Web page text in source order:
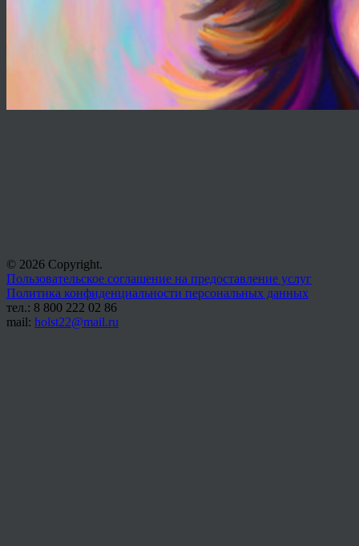
© 2026 Copyright.
Пользовательское соглашение на предоставление услуг
Политика конфиденциальности персональных данных
тел.: 8 800 222 02 86
mail: holst22@mail.ru